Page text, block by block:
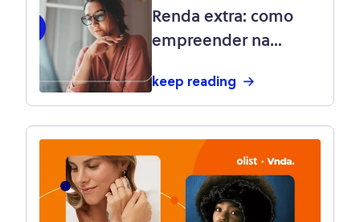
Renda extra: como
empreender na
keep reading